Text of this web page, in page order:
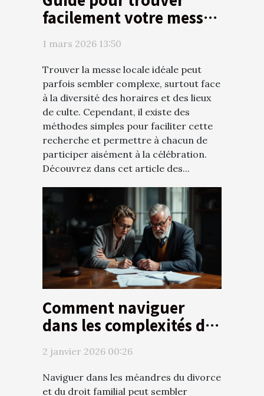
facilement votre messe
1 mars 2026 13:50
Trouver la messe locale idéale peut
parfois sembler complexe, surtout face
à la diversité des horaires et des lieux
de culte. Cependant, il existe des
méthodes simples pour faciliter cette
recherche et permettre à chacun de
participer aisément à la célébration.
Découvrez dans cet article des...
Comment naviguer
dans les complexités du
divorce et du droit
familial ?
2 janvier 2026 00:26
Naviguer dans les méandres du divorce
et du droit familial peut sembler